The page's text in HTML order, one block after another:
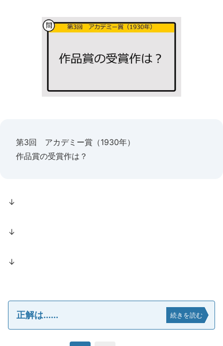
第3回 アカデミー賞（1930年）
作品賞の受賞作は？
↓
↓
↓
正解は...... 続きを読む